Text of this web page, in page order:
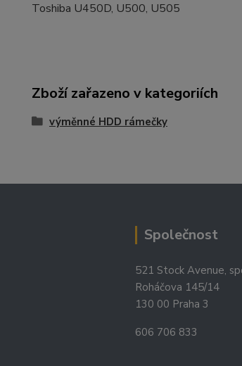
Toshiba U450D, U500, U505
Zboží zařazeno v kategoriích
výměnné HDD rámečky
Společnost
521 Stock Avenue,
Roháčova 145/14
130 00 Praha 3
606 706 833